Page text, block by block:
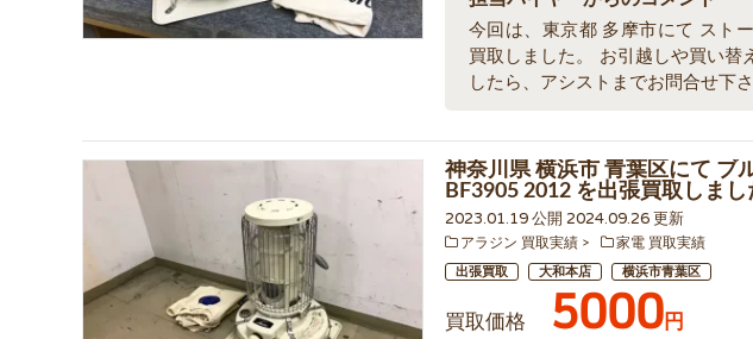
今回は、東京都 多摩市にて スト
買取しました。 お引越しや買い替
したら、アシストまでお問合せ下さ
神奈川県 横浜市 青葉区にて ブ
BF3905 2012 を出張買取しまし
2023.01.19 公開 2024.09.26 更新
アラジン 買取実績 家電 買取実績
出張買取 大和本店 横浜市青葉区
買取価格 5000円